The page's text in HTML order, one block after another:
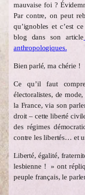
mauvaise foi ?
Par contre, on peut
qu’ignobles et c’est
blog dans son article
anthropologiques.
Bien parlé, ma chérie !
Ce qu’il faut
électoralistes, de
la France, via son
droit – cette liberté
des régimes
contre les libertés… et
Liberté, égalité,
lesbienne ! » ont
peuple français, le